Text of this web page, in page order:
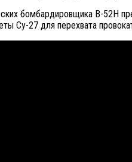
бомбардировщика B-52H
Су-27 для перехвата